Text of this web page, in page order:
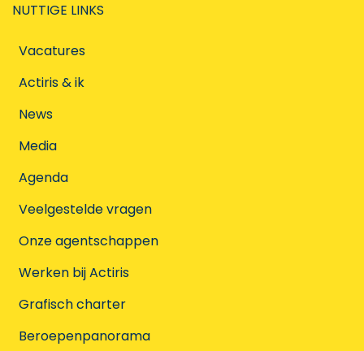
NUTTIGE LINKS
Vacatures
Actiris & ik
News
Media
Agenda
Veelgestelde vragen
Onze agentschappen
Werken bij Actiris
Grafisch charter
Beroepenpanorama